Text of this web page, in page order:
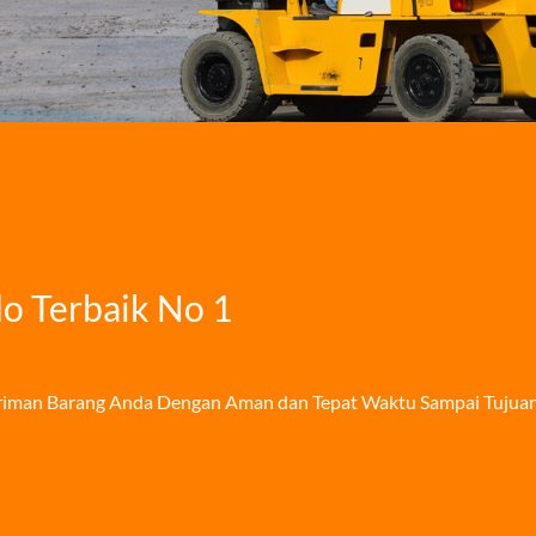
Terbaik No 1
Barang Anda Dengan Aman dan Tepat Waktu Sampai